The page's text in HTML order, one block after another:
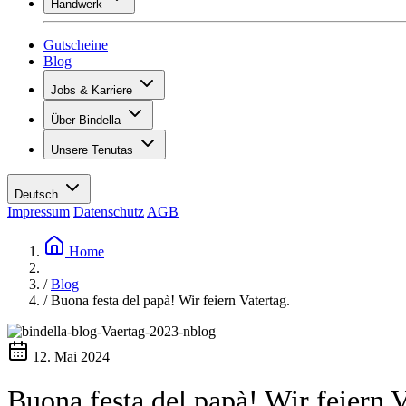
Sortiment
Weinwissen
Handwerk
Übersicht
Gipsen
Malern
Gutscheine
Blog
Jobs & Karriere
Übersicht
Offene Stellen
Ihre Vorteile
Werte
Über Bindella
Geschichte
Les Moby Dicks
Kontakte
Nachhaltigkeit
Unsere Tenutas
Deutsch
Impressum Datenschutz AGB
Home
/ Blog
/ Buona festa del papà! Wir feiern Vatertag.
12. Mai 2024